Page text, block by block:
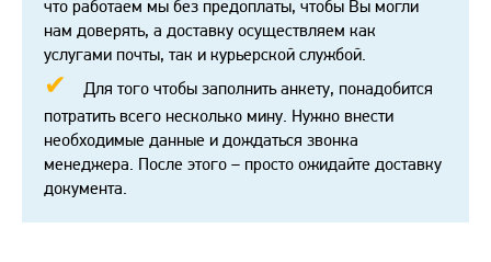
что работаем мы без предоплаты, чтобы Вы могли
нам доверять, а доставку осуществляем как
услугами почты, так и курьерской службой.
Для того чтобы заполнить анкету, понадобится
потратить всего несколько мину. Нужно внести
необходимые данные и дождаться звонка
менеджера. После этого – просто ожидайте доставку
документа.